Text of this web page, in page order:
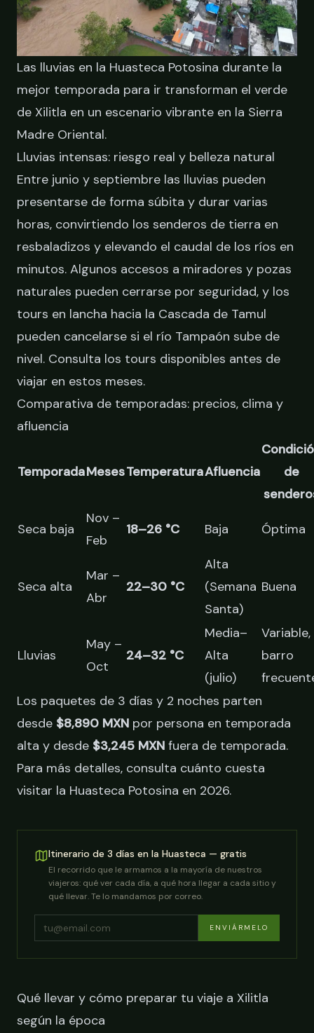
Las lluvias en la Huasteca Potosina durante la
mejor temporada para ir transforman el verde
de Xilitla en un escenario vibrante en la Sierra
Madre Oriental.
Lluvias intensas: riesgo real y belleza natural
Entre junio y septiembre las lluvias pueden
presentarse de forma súbita y durar varias
horas, convirtiendo los senderos de tierra en
resbaladizos y elevando el caudal de los ríos en
minutos. Algunos accesos a miradores y pozas
naturales pueden cerrarse por seguridad, y los
tours en lancha hacia la Cascada de Tamul
pueden cancelarse si el río Tampaón sube de
nivel. Consulta los tours disponibles antes de
viajar en estos meses.
Comparativa de temporadas: precios, clima y
afluencia
TemporadaMesesTemperaturaAfluencia
de
Seca baja
Nov –
Feb
18–26 °C Baja Óptima
Seca alta
Mar –
Abr
22–30 °C
Alta
(Semana
Santa)
Buena
Lluvias
May –
Oct
24–32 °C
Media–
Alta
(julio)
Variable,
barro
Los paquetes de 3 días y 2 noches parten
desde $8,890 MXN por persona en temporada
alta y desde $3,245 MXN fuera de temporada.
Para más detalles, consulta cuánto cuesta
visitar la Huasteca Potosina en 2026.
Itinerario de 3 días en la Huasteca — gratis
El recorrido que le armamos a la mayoría de nuestros
viajeros: qué ver cada día, a qué hora llegar a cada sitio y
qué llevar. Te lo mandamos por correo.
ENVIÁRMELO
Qué llevar y cómo preparar tu viaje a Xilitla
según la época